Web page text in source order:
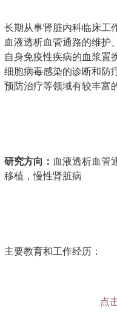
长期从事肾脏内科临床工
血液透析血管通路的维护
自身免疫性疾病的血浆置
细胞病毒感染的诊断和防
预防治疗等领域有较丰富
研究方向： 血液透析血管
移植，慢性肾脏病
主要教育和工作经历：
点